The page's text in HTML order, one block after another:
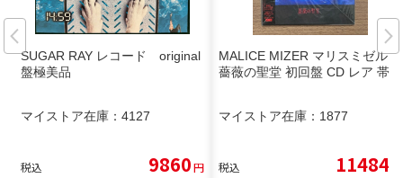
SUGAR RAY レコード original
盤極美品
マイストア在庫： 4127
税込 9860円
MALICE MIZER マリスミゼル
薔薇の聖堂 初回盤 CD レア 帯付
マイストア在庫： 1877
税込 11484